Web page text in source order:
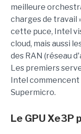
meilleure
charges de travail
cette puce, Intel
cloud, mais aussi
des RAN (réseau
Les premiers
Intel commencent
Supermicro.
Le GPU Xe3P